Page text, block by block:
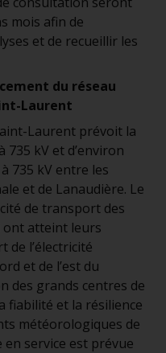
mois afin de
et de recueillir les
du réseau
Laurent
Laurent prévoit la
kV et d’environ
735 kV entre les
et de Lanaudière. Le
de transport des
ont atteint leurs
de l’électricité
et de l’est du
des grands centres de
fiabilité et la résilience
météorologiques de
en service est prévue